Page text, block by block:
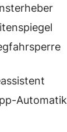
Automatik